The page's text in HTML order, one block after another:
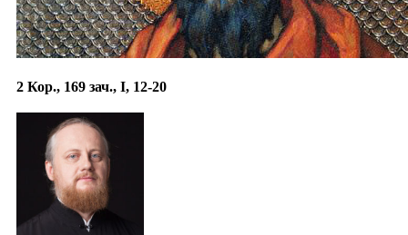
2 Кор., 169 зач., I, 12-20